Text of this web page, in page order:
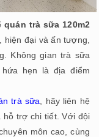
quán trà sữa 120m2
hiện đại và ấn tượng,
Không gian trà sữa
hẹn là địa điểm
trà sữa , hãy liên hệ
hỗ trợ chi tiết. Với đội
môn cao, cùng